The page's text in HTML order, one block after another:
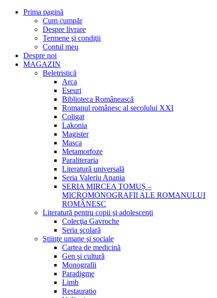
Prima pagină
Cum cumpăr
Despre livrare
Termene şi condiţii
Contul meu
Despre noi
MAGAZIN
Beletristică
Arca
Eseuri
Biblioteca Românească
Romanul românesc al secolului XXI
Coligat
Lakonia
Magister
Masca
Metamorfoze
Paraliteraria
Literatură universală
Seria Valeriu Anania
SERIA MIRCEA TOMUȘ –
MICROMONOGRAFII ALE ROMANULUI
ROMÂNESC
Literatură pentru copii şi adolescenţi
Colecţia Gavroche
Seria şcolară
Ştiinţe umane şi sociale
Cartea de medicină
Gen şi cultură
Monografii
Paradigme
Limb
Restauratio